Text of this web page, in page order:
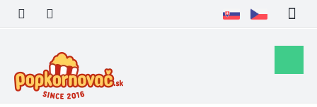
Prejsť
obsah
košík